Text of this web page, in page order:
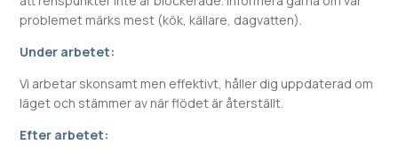
problemet märks mest (kök, källare, dagvatten).
Under arbetet:
Vi arbetar skonsamt men effektivt, håller dig uppdaterad om
läget och stämmer av när flödet är återställt.
Efter arbetet: